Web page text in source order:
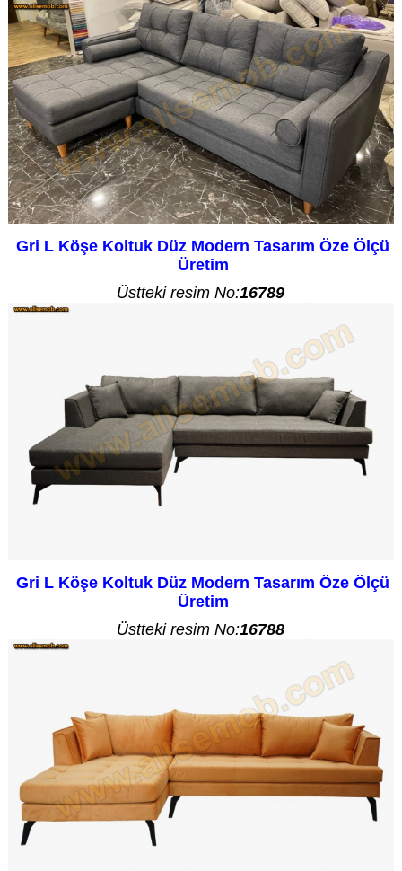
Gri L Köşe Koltuk Düz Modern Tasarım Öze Ölçü
Üretim
Üstteki resim No:16789
Gri L Köşe Koltuk Düz Modern Tasarım Öze Ölçü
Üretim
Üstteki resim No:16788